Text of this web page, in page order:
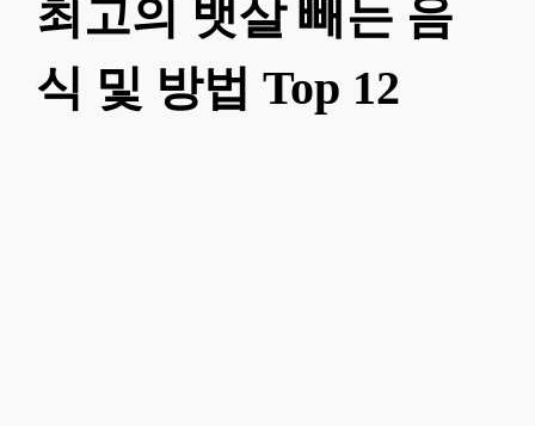
최고의 뱃살 빼는 음
식 및 방법 Top 12